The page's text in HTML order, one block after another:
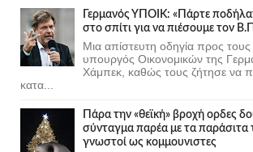
Γερμανός ΥΠΟΙΚ: «Πάρτε
στο σπίτι για να πιέσουμε τον
Μια απίστευτη οδηγία προς
υπουργός Οικονομικών της
Χάμπεκ, καθώς τους ζήτησε να
κατα...
Πάρα την «θεϊκή» βροχή ορδες
σύνταγμα παρέα με τα παράσιτα
γνωστοί ως κομμουνιστες